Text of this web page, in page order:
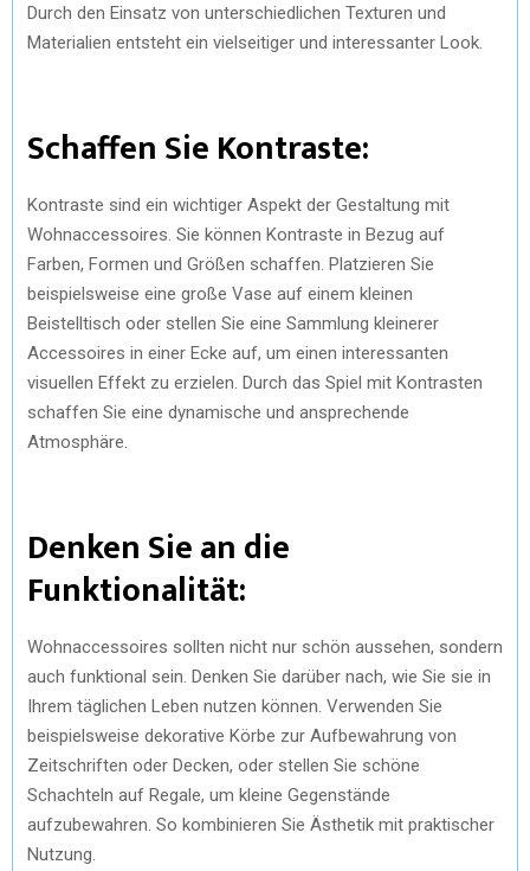
Durch den Einsatz von unterschiedlichen Texturen und
Materialien entsteht ein vielseitiger und interessanter Look.
Schaffen Sie Kontraste:
Kontraste sind ein wichtiger Aspekt der Gestaltung mit
Wohnaccessoires. Sie können Kontraste in Bezug auf
Farben, Formen und Größen schaffen. Platzieren Sie
beispielsweise eine große Vase auf einem kleinen
Beistelltisch oder stellen Sie eine Sammlung kleinerer
Accessoires in einer Ecke auf, um einen interessanten
visuellen Effekt zu erzielen. Durch das Spiel mit Kontrasten
schaffen Sie eine dynamische und ansprechende
Atmosphäre.
Denken Sie an die
Funktionalität:
Wohnaccessoires sollten nicht nur schön aussehen, sondern
auch funktional sein. Denken Sie darüber nach, wie Sie sie in
Ihrem täglichen Leben nutzen können. Verwenden Sie
beispielsweise dekorative Körbe zur Aufbewahrung von
Zeitschriften oder Decken, oder stellen Sie schöne
Schachteln auf Regale, um kleine Gegenstände
aufzubewahren. So kombinieren Sie Ästhetik mit praktischer
Nutzung.